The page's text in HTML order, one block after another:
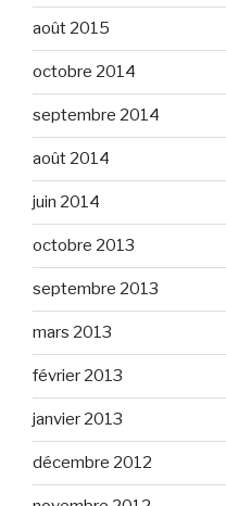
août 2015
octobre 2014
septembre 2014
août 2014
juin 2014
octobre 2013
septembre 2013
mars 2013
février 2013
janvier 2013
décembre 2012